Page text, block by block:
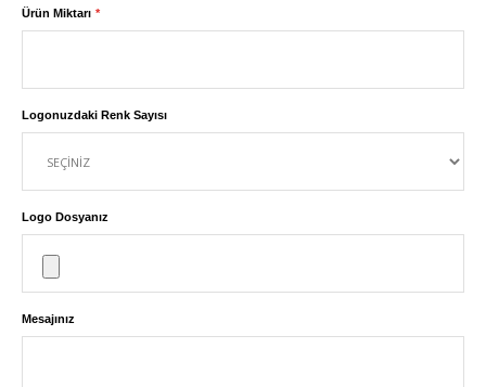
Ürün Miktarı
Logonuzdaki Renk Sayısı
Logo Dosyanız
Mesajınız